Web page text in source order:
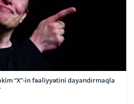
“X”-in fəaliyyətini dayandırmaqla